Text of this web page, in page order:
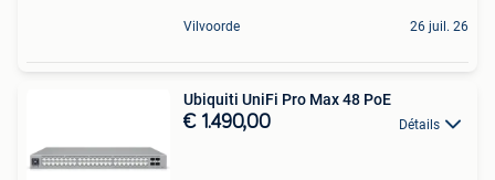
Vilvoorde 26 juil. 26
Ubiquiti UniFi Pro Max 48 PoE
€ 1.490,00 Détails